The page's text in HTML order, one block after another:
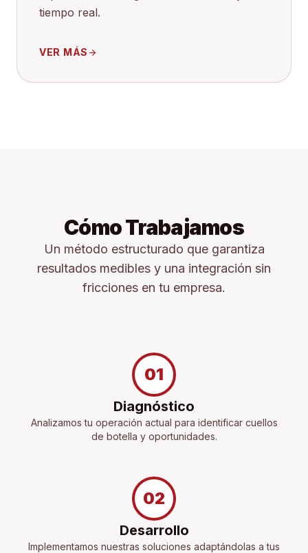
tiempo real.
VER MÁS arrow_forward
Cómo Trabajamos
Un método estructurado que garantiza
resultados medibles y una integración sin
fricciones en tu empresa.
01
Diagnóstico
Analizamos tu operación actual para identificar cuellos
de botella y oportunidades.
02
Desarrollo
Implementamos nuestras soluciones adaptándolas a tus